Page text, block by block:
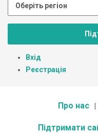
Вхід
Реєстрація
Про нас
Підтримати